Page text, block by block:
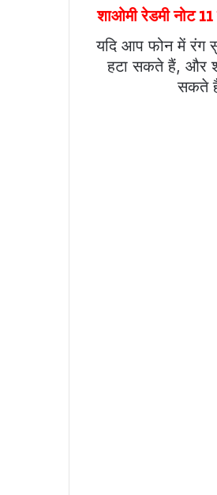
शाओमी रेडमी नोट
यदि आप फोन में रंग
हटा सकते हैं, और
सकते